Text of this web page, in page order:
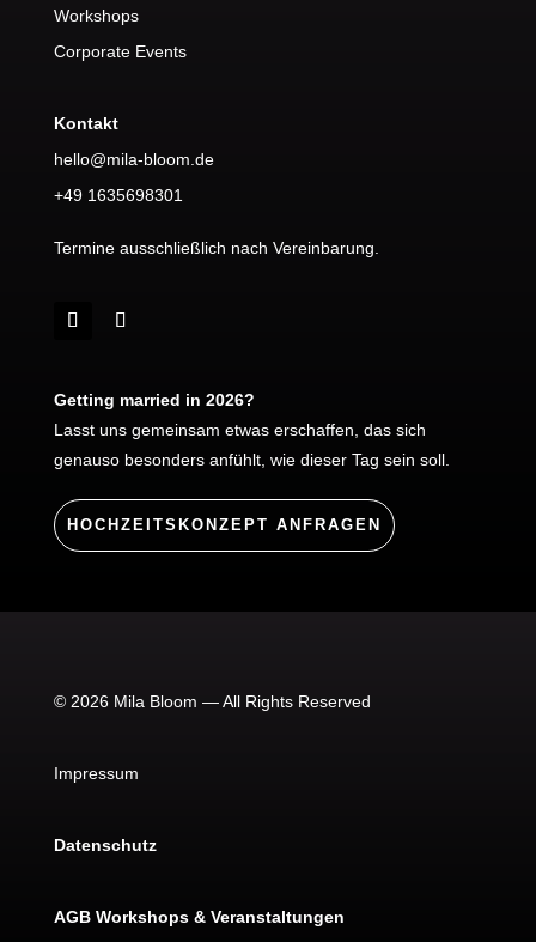
Workshops
Corporate Events
Kontakt
hello@mila-bloom.de
+49 1635698301
Termine ausschließlich nach Vereinbarung.
Getting married in 2026?
Lasst uns gemeinsam etwas erschaffen, das sich
genauso besonders anfühlt, wie dieser Tag sein soll.
HOCHZEITSKONZEPT ANFRAGEN
© 2026 Mila Bloom — All Rights Reserved
Impressum
Datenschutz
AGB Workshops & Veranstaltungen